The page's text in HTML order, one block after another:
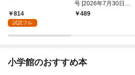
814
試読フル
号 [2026年7月30日発
売]489
小学館のおすすめ本